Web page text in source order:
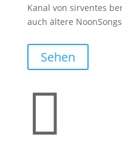
Kanal von sirventes
auch ältere
Sehen
